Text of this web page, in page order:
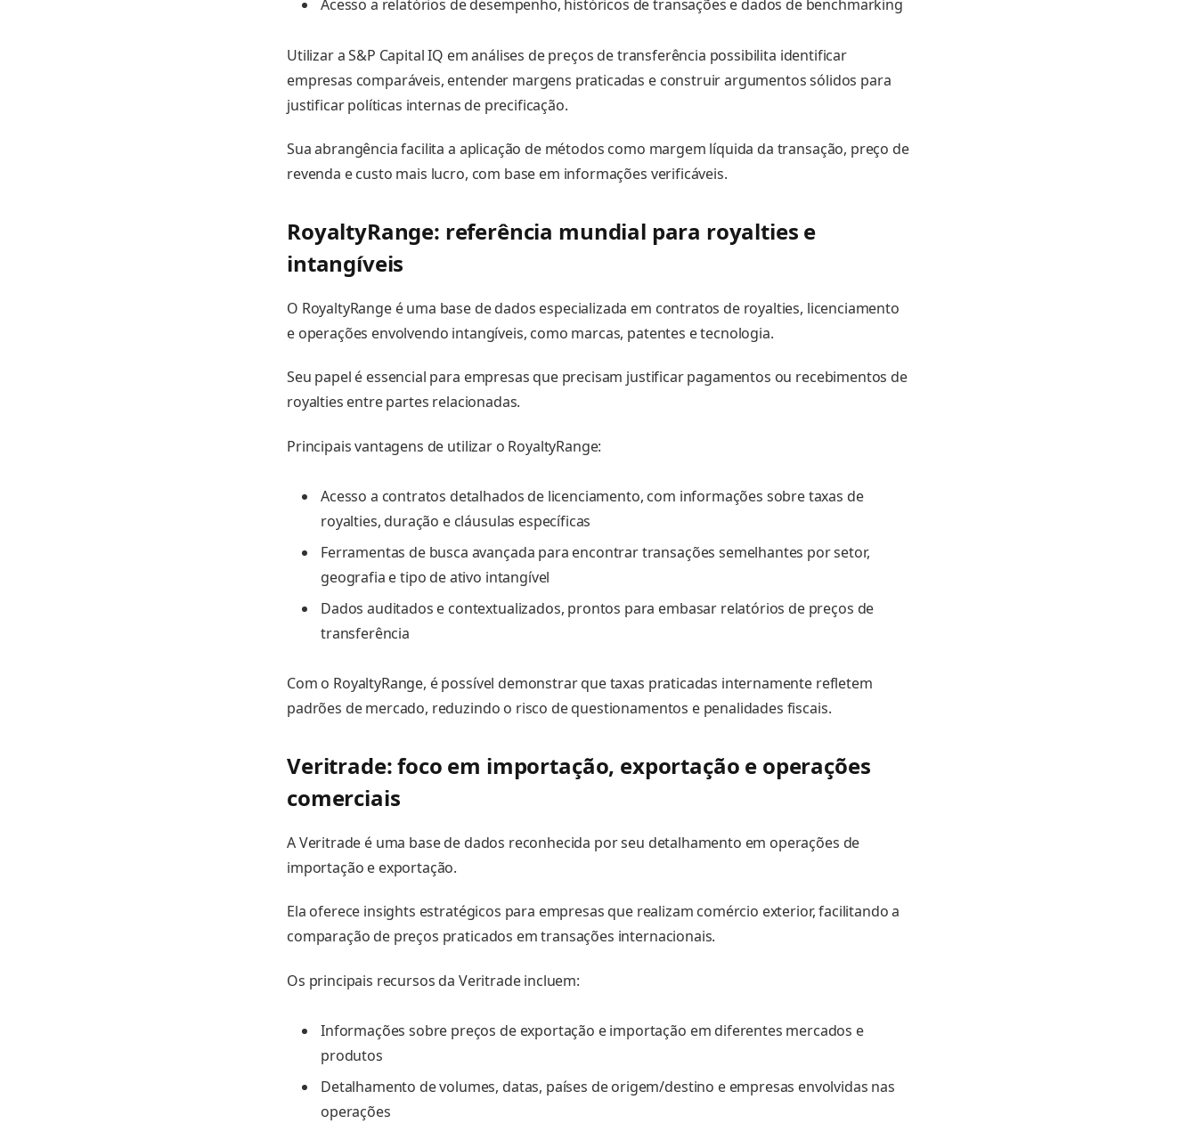
Acesso a relatórios de desempenho, históricos de transações e dados de benchmarking
Utilizar a S&P Capital IQ em análises de preços de transferência possibilita identificar
empresas comparáveis, entender margens praticadas e construir argumentos sólidos para
justificar políticas internas de precificação.
Sua abrangência facilita a aplicação de métodos como margem líquida da transação, preço de
revenda e custo mais lucro, com base em informações verificáveis.
RoyaltyRange: referência mundial para royalties e
intangíveis
O RoyaltyRange é uma base de dados especializada em contratos de royalties, licenciamento
e operações envolvendo intangíveis, como marcas, patentes e tecnologia.
Seu papel é essencial para empresas que precisam justificar pagamentos ou recebimentos de
royalties entre partes relacionadas.
Principais vantagens de utilizar o RoyaltyRange:
Acesso a contratos detalhados de licenciamento, com informações sobre taxas de
royalties, duração e cláusulas específicas
Ferramentas de busca avançada para encontrar transações semelhantes por setor,
geografia e tipo de ativo intangível
Dados auditados e contextualizados, prontos para embasar relatórios de preços de
transferência
Com o RoyaltyRange, é possível demonstrar que taxas praticadas internamente refletem
padrões de mercado, reduzindo o risco de questionamentos e penalidades fiscais.
Veritrade: foco em importação, exportação e operações
comerciais
A Veritrade é uma base de dados reconhecida por seu detalhamento em operações de
importação e exportação.
Ela oferece insights estratégicos para empresas que realizam comércio exterior, facilitando a
comparação de preços praticados em transações internacionais.
Os principais recursos da Veritrade incluem:
Informações sobre preços de exportação e importação em diferentes mercados e
produtos
Detalhamento de volumes, datas, países de origem/destino e empresas envolvidas nas
operações